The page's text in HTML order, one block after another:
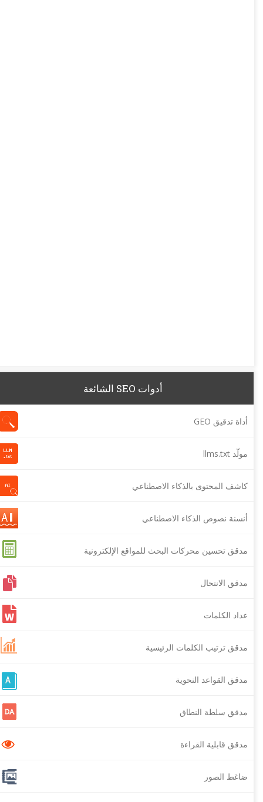
أدوات SEO الشائعة
أداة تدقيق GEO
مولّد llms.txt
كاشف المحتوى بالذكاء الاصطناعي
أنسنة نصوص الذكاء الاصطناعي
مدقق تحسين محركات البحث للمواقع الإلكترونية
مدقق الانتحال
عداد الكلمات
مدقق ترتيب الكلمات الرئيسية
مدقق القواعد النحوية
مدقق سلطة النطاق
مدقق قابلية القراءة
ضاغط الصور